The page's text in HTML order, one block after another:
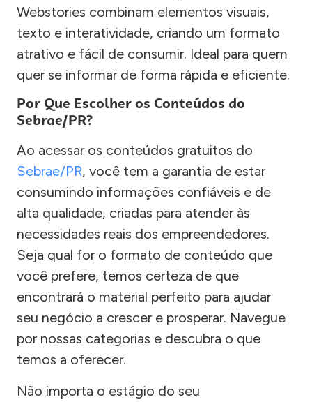
Webstories combinam elementos visuais,
texto e interatividade, criando um formato
atrativo e fácil de consumir. Ideal para quem
quer se informar de forma rápida e eficiente.
Por Que Escolher os Conteúdos do
Sebrae/PR?
Ao acessar os conteúdos gratuitos do
Sebrae/PR, você tem a garantia de estar
consumindo informações confiáveis e de
alta qualidade, criadas para atender às
necessidades reais dos empreendedores.
Seja qual for o formato de conteúdo que
você prefere, temos certeza de que
encontrará o material perfeito para ajudar
seu negócio a crescer e prosperar. Navegue
por nossas categorias e descubra o que
temos a oferecer.
Não importa o estágio do seu